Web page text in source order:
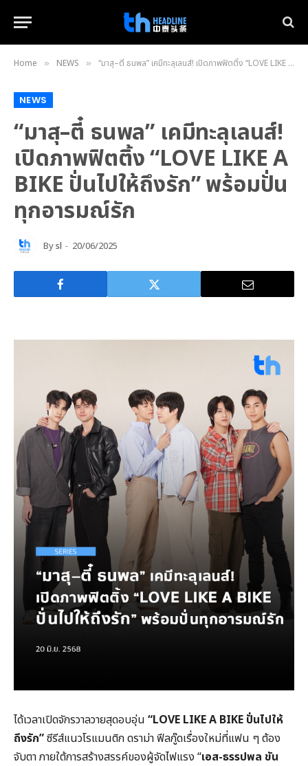
Home » NEWS » “มาสุ–ตี๋ ธนพล” เคมีทะลุเลนส์! เปิดภาพฟิตติ้ง “LOVE LIKE A BIKE ปั่นไปให้ถึงรัก” พร้อมปั่นทุกอารมณ์รัก
NEWS
“มาสุ–ตี๋ ธนพล” เคมีทะลุเลนส์!
เปิดภาพฟิตติ้ง “LOVE LIKE A
BIKE ปั่นไปให้ถึงรัก” พร้อมปั่น
ทุกอารมณ์รัก
Bysl 20/06/2025
ได้เวลาเปิดจักรวาลวายสุดอบอุ่น “LOVE LIKE A BIKE ปั่นไปให้
ถึงรัก”ซีรีส์แนวโรแมนติก ดราม่า ฟีลกู๊ดเรื่องใหม่ที่แฟน ๆ ต้อง
จับตา ภายใต้การสร้างสรรค์ของผู้จัดไฟแรง “เอส-ธรรปพล ขัน